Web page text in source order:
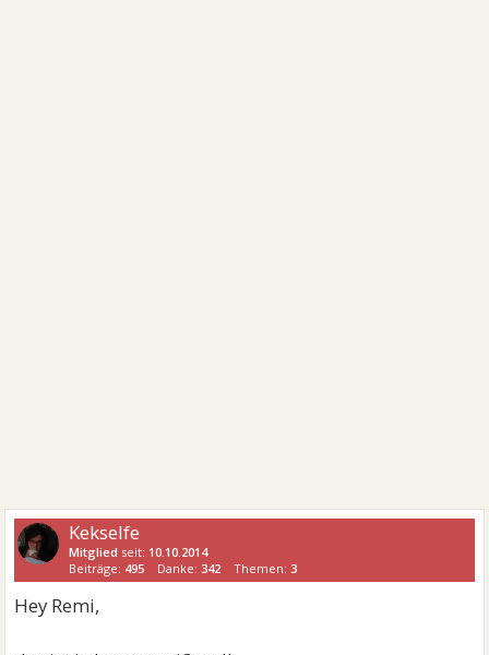
Kekselfe
Mitglied seit: 10.10.2014
Beiträge: 495 Danke:342 Themen:3
Hey Remi,